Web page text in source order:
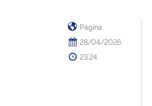
Página
28/04/2026
23:24